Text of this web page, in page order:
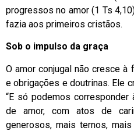
progressos no amor (1 Ts
fazia aos primeiros cristãos.
Sob o impulso da graça
O amor conjugal não cresce
e obrigações e doutrinas. Ele
“E só podemos
de amor, com atos de
generosos, mais ternos,